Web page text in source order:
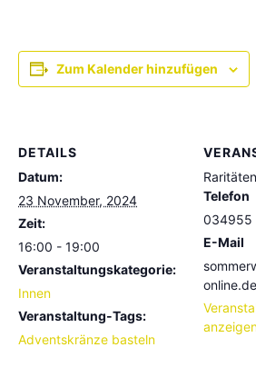
Zum Kalender hinzufügen
DETAILS
Datum:
23 November, 2024
Zeit:
16:00 - 19:00
Veranstaltungskategorie:
Innen
Veranstaltung-Tags:
Adventskränze basteln
Telefon
034955
E-Mail
online.de